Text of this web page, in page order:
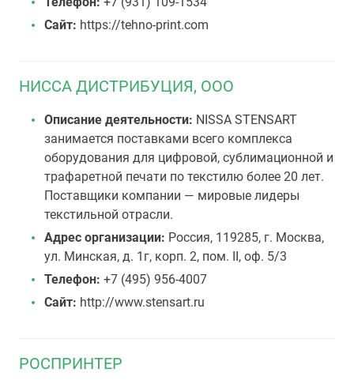
Сайт: https://tehno-print.com
НИССА ДИСТРИБУЦИЯ, ООО
Описание деятельности: NISSA STENSART
занимается поставками всего комплекса
оборудования для цифровой, сублимационной и
трафаретной печати по текстилю более 20 лет.
Поставщики компании — мировые лидеры
текстильной отрасли.
Адрес организации: Россия, 119285, г. Москва,
ул. Минская, д. 1г, корп. 2, пом. II, оф. 5/3
Телефон: +7 (495) 956-4007
Сайт: http://www.stensart.ru
РОСПРИНТЕР